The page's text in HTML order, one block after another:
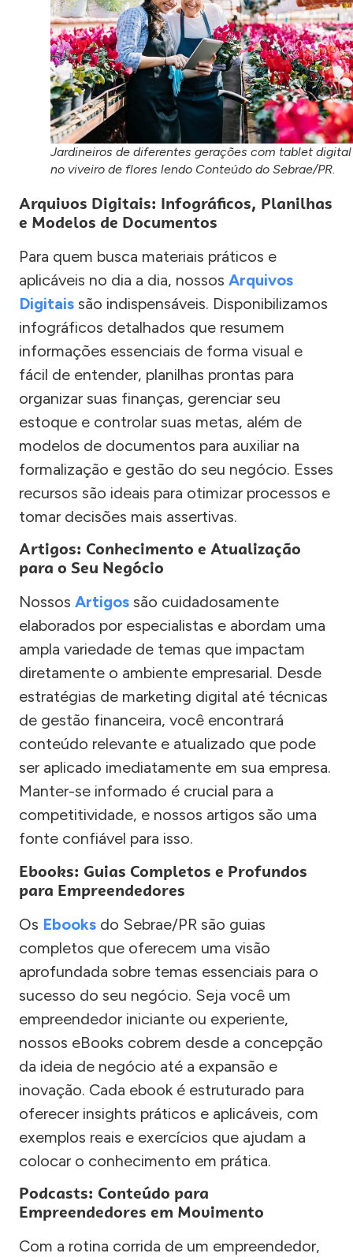
Jardineiros de diferentes gerações com tablet digital
no viveiro de flores lendo Conteúdo do Sebrae/PR.
Arquivos Digitais: Infográficos, Planilhas
e Modelos de Documentos
Para quem busca materiais práticos e
aplicáveis no dia a dia, nossos Arquivos
Digitais são indispensáveis. Disponibilizamos
infográficos detalhados que resumem
informações essenciais de forma visual e
fácil de entender, planilhas prontas para
organizar suas finanças, gerenciar seu
estoque e controlar suas metas, além de
modelos de documentos para auxiliar na
formalização e gestão do seu negócio. Esses
recursos são ideais para otimizar processos e
tomar decisões mais assertivas.
Artigos: Conhecimento e Atualização
para o Seu Negócio
Nossos Artigos são cuidadosamente
elaborados por especialistas e abordam uma
ampla variedade de temas que impactam
diretamente o ambiente empresarial. Desde
estratégias de marketing digital até técnicas
de gestão financeira, você encontrará
conteúdo relevante e atualizado que pode
ser aplicado imediatamente em sua empresa.
Manter-se informado é crucial para a
competitividade, e nossos artigos são uma
fonte confiável para isso.
Ebooks: Guias Completos e Profundos
para Empreendedores
Os Ebooks do Sebrae/PR são guias
completos que oferecem uma visão
aprofundada sobre temas essenciais para o
sucesso do seu negócio. Seja você um
empreendedor iniciante ou experiente,
nossos eBooks cobrem desde a concepção
da ideia de negócio até a expansão e
inovação. Cada ebook é estruturado para
oferecer insights práticos e aplicáveis, com
exemplos reais e exercícios que ajudam a
colocar o conhecimento em prática.
Podcasts: Conteúdo para
Empreendedores em Movimento
Com a rotina corrida de um empreendedor,